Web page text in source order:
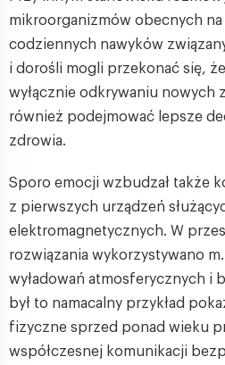
mikroorganizmów obecnych na
codziennych nawyków
i dorośli mogli przekonać się,
wyłącznie odkrywaniu nowych
również podejmować lepsze
zdrowia.
Sporo emocji wzbudzał także
z pierwszych urządzeń
elektromagnetycznych. W
rozwiązania wykorzystywano
wyładowań atmosferycznych i
był to namacalny przykład
fizyczne sprzed ponad wieku
współczesnej komunikacji